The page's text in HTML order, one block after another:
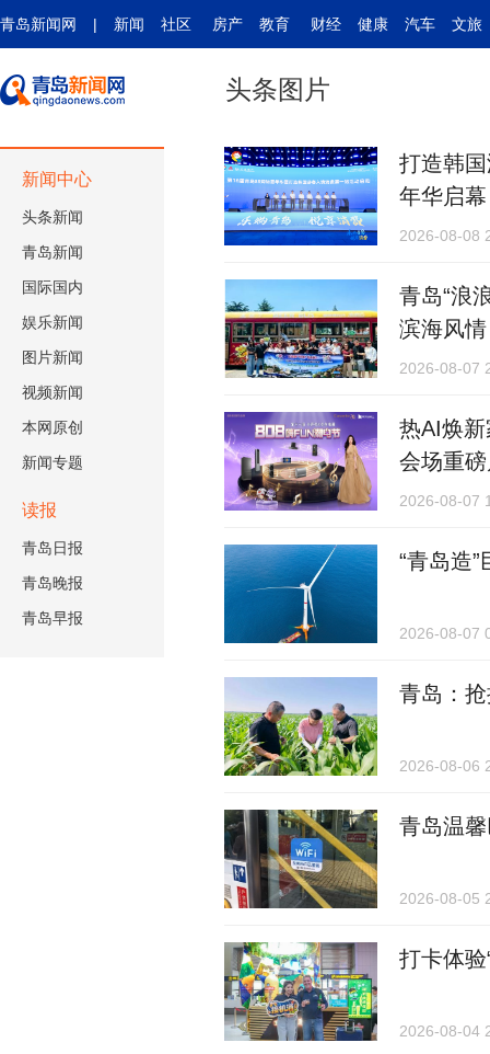
青岛新闻网 | 新闻 社区 房产 教育 财经 健康 汽车 文旅
头条图片
新闻中心
头条新闻
青岛新闻
国际国内
娱乐新闻
图片新闻
视频新闻
本网原创
新闻专题
读报
青岛日报
青岛晚报
青岛早报
打造韩
年华启幕
2026-08-08
青岛“浪
滨海风情
2026-08-07
热AI焕
会场重
2026-08-07
“青岛造
2026-08-07
青岛：
2026-08-06
青岛温
2026-08-05
打卡体
2026-08-04